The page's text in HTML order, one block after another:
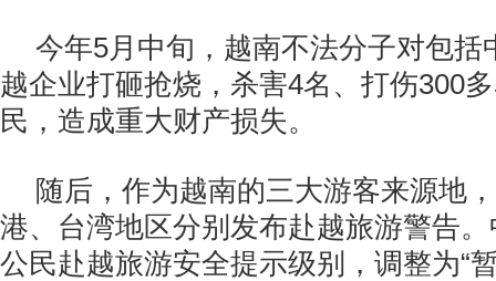
今年5月中旬，越南不法分子对包括
越企业打砸抢烧，杀害4名、打伤300
民，造成重大财产损失。
随后，作为越南的三大游客来源地
港、台湾地区分别发布赴越旅游警告
公民赴越旅游安全提示级别，调整为“